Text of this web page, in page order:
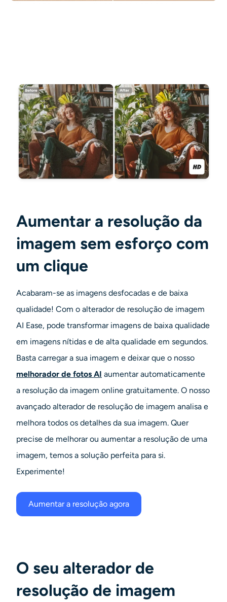
Trocador de penteado
Trocador de roupas
Bebê AI
Filtro de IA
Criador de fotos para passaporte
Ferramentas de vídeo
Aprimorador de vídeo
Removedor de Marca-d'água de Vídeo
Aumentar a resolução da
imagem sem esforço com
um clique
Acabaram-se as imagens desfocadas e de baixa
qualidade! Com o alterador de resolução de imagem
AI Ease, pode transformar imagens de baixa qualidade
em imagens nítidas e de alta qualidade em segundos.
Basta carregar a sua imagem e deixar que o nosso
melhorador de fotos AI aumentar automaticamente
a resolução da imagem online gratuitamente. O nosso
avançado alterador de resolução de imagem analisa e
melhora todos os detalhes da sua imagem. Quer
precise de melhorar ou aumentar a resolução de uma
imagem, temos a solução perfeita para si.
Experimente!
Aumentar a resolução agora
O seu alterador de
resolução de imagem